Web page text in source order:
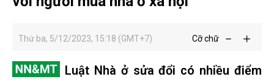
Thứ ba, 5/12/2023, 15:18 (GMT+7) Cỡ chữ
Luật Nhà ở sửa đổi có nhiều điểm